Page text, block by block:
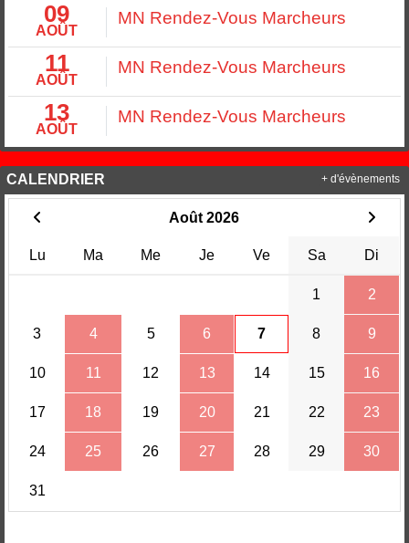
09
AOÛT
MN Rendez-Vous Marcheurs
11
AOÛT
MN Rendez-Vous Marcheurs
13
AOÛT
MN Rendez-Vous Marcheurs
CALENDRIER
Août 2026
Lu Ma Me Je Ve Sa Di
1 2
3 4 5 6 7 8 9
10 11 12 13 14 15 16
17 18 19 20 21 22 23
24 25 26 27 28 29 30
31
+ d'évènements